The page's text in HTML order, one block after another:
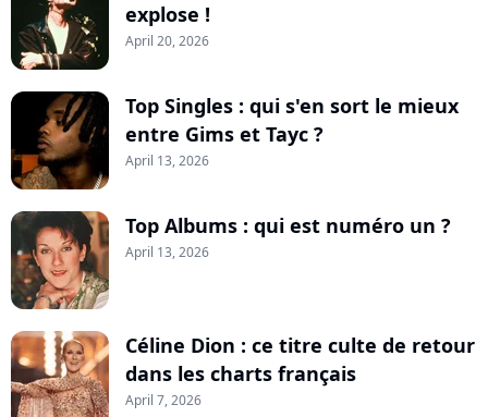
explose !
April 20, 2026
Top Singles : qui s'en sort le mieux
entre Gims et Tayc ?
April 13, 2026
Top Albums : qui est numéro un ?
April 13, 2026
Céline Dion : ce titre culte de retour
dans les charts français
April 7, 2026